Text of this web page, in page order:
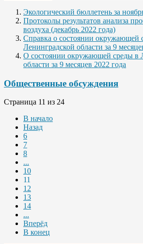
Экологический бюллетень за
Протоколы результатов анализа
воздуха (декабрь 2022 года)
Справка о состоянии окружающей
Ленинградской области за 9
О состоянии окружающей среды в
области за 9 месяцев 2022 года
Общественные обсуждения
Страница 11 из 24
В начало
Назад
6
7
8
...
10
11
12
13
14
...
Вперёд
В конец